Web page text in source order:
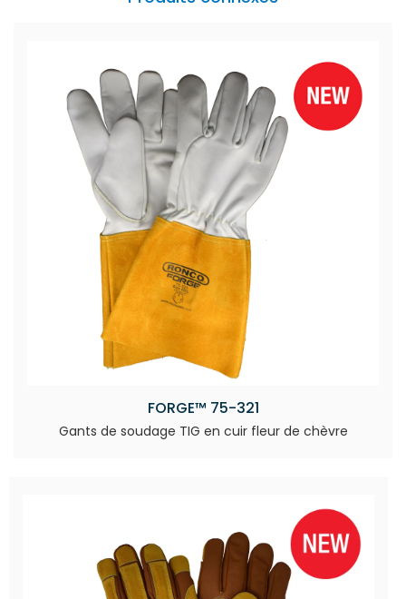
FORGE™ 75-321
Gants de soudage TIG en cuir fleur de chèvre